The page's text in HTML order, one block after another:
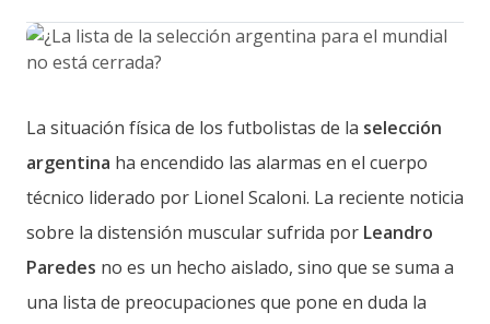
La situación física de los futbolistas de la selección
argentina ha encendido las alarmas en el cuerpo
técnico liderado por Lionel Scaloni. La reciente noticia
sobre la distensión muscular sufrida por Leandro
Paredes no es un hecho aislado, sino que se suma a
una lista de preocupaciones que pone en duda la